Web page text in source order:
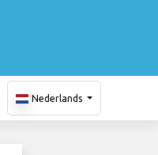
Nederlands